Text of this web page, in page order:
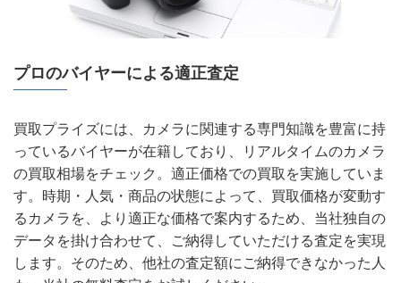
プロのバイヤーによる適正査定
買取プライズには、カメラに関連する専門知識を豊富に持
っているバイヤーが在籍しており、リアルタイムのカメラ
の買取相場をチェック。適正価格での買取を実施していま
す。時期・人気・商品の状態によって、買取価格が変動す
るカメラを、より適正な価格で案内するため、当社独自の
データを掛け合わせて、ご納得していただける査定を実現
します。そのため、他社の査定額にご納得できなかった人